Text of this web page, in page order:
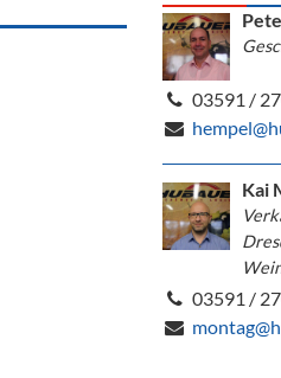
03591 /
Kai
03591 /